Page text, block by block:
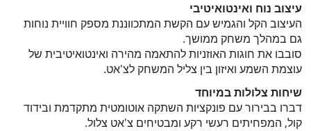
עיצוב נוח ואינטואיטיבי
העיצוב הקל והגמיש עם הקשת המתכווננת מספק חוויית נוחות
גם במהלך משחק ממושך.
סובבו את חוגות האוזניות להתאמה מהירה ואינטואיטיבית של
עוצמת השמע ואיזון בין צליל המשחק לצ'אט.
שיחות צלולות במיוחד
דברו בבירור עם פונקציות השתקה אוטומטית מתקדמת ובידוד
קול, המפחיתים רעשי רקע ומבטיחים צ'אט צלול.